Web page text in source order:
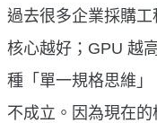
過去很多企業採購
核心越好；GPU 越
種「單一規格思維
不成立。因為現在